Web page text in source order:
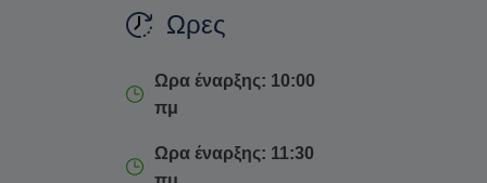
Ωρες
Ωρα έναρξης: 10:00
πμ
Ωρα έναρξης: 11:30